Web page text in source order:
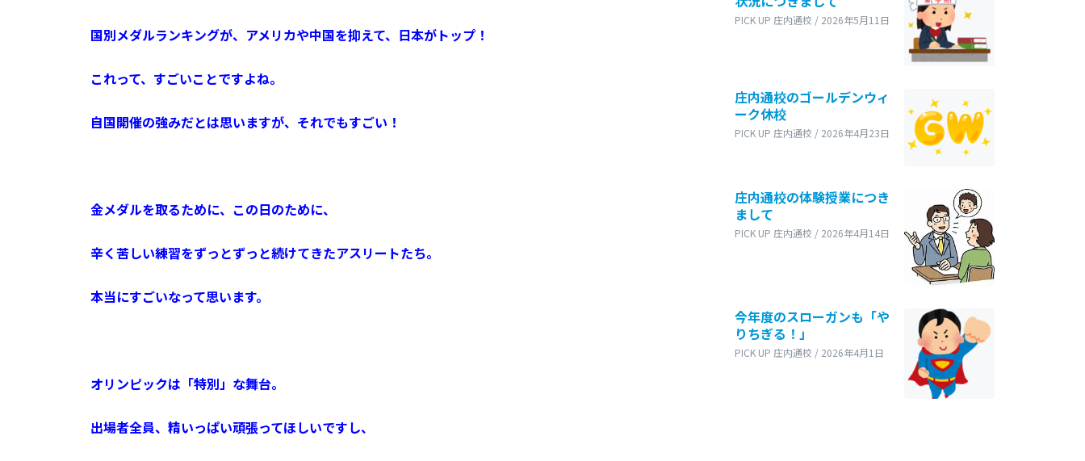
国別メダルランキングが、アメリカや中国を抑えて、日本がトップ！
これって、すごいことですよね。
自国開催の強みだとは思いますが、それでもすごい！
金メダルを取るために、この日のために、
辛く苦しい練習をずっとずっと続けてきたアスリートたち。
本当にすごいなって思います。
オリンピックは「特別」な舞台。
出場者全員、精いっぱい頑張ってほしいですし、
PICK UP 庄内通校 / 2026年5月11日
庄内通校のゴールデンウィ
ーク休校
PICK UP 庄内通校 / 2026年4月23日
庄内通校の体験授業につき
まして
PICK UP 庄内通校 / 2026年4月14日
今年度のスローガンも「や
りちぎる！」
PICK UP 庄内通校 / 2026年4月1日